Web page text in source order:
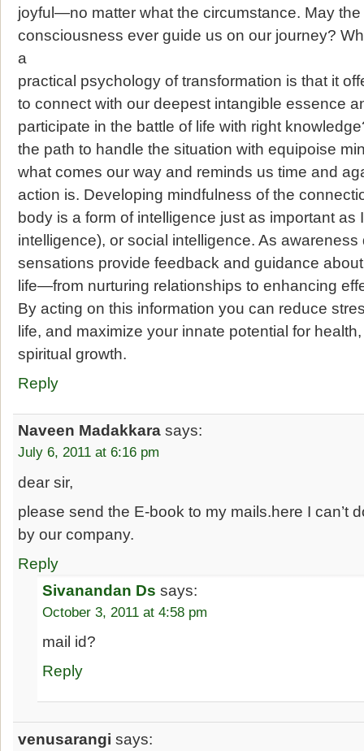
joyful—no matter what the circumstance. May
consciousness ever guide us on our journey?
a
practical psychology of transformation is that it
to connect with our deepest intangible essence
participate in the battle of life with right
the path to handle the situation with equipoise
what comes our way and reminds us time and
action is. Developing mindfulness of the
body is a form of intelligence just as important as
intelligence), or social intelligence. As
sensations provide feedback and guidance
life—from nurturing relationships to enhancing
By acting on this information you can reduce
life, and maximize your innate potential for
spiritual growth.
Reply
Naveen Madakkara says:
July 6, 2011 at 6:16 pm
dear sir,
please send the E-book to my mails.here I can’t
by our company.
Reply
Sivanandan Ds says:
October 3, 2011 at 4:58 pm
mail id?
Reply
venusarangi says: